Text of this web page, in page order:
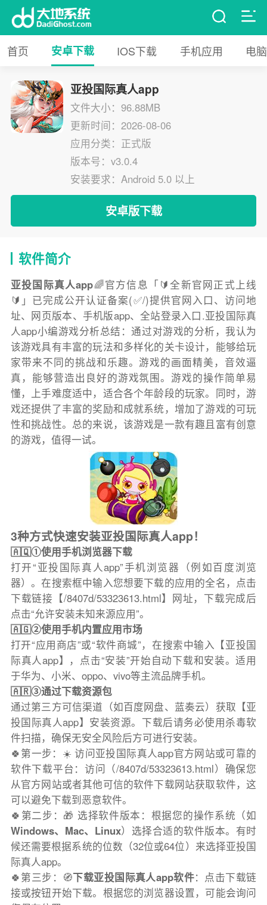
首页 安卓下载 IOS下载 手机应用 电
亚投国际真人app
文件大小：96.88MB
更新时间：2026-08-06
应用分类：正式版
版本号：v3.0.4
安装要求：Android 5.0 以上
安卓版下载
软件简介
亚投国际真人app🌈官方信息「🔰全新官网正式上线
🔰」已完成公开认证备案(✅/)提供官网入口、访问地
址、网页版本、手机版app、全站登录入口.亚投国际真
人app小编游戏分析总结：通过对游戏的分析，我认为
该游戏具有丰富的玩法和多样化的关卡设计，能够给玩
家带来不同的挑战和乐趣。游戏的画面精美，音效逼
真，能够营造出良好的游戏氛围。游戏的操作简单易
懂，上手难度适中，适合各个年龄段的玩家。同时，游
戏还提供了丰富的奖励和成就系统，增加了游戏的可玩
性和挑战性。总的来说，该游戏是一款有趣且富有创意
的游戏，值得一试。
3种方式快速安装亚投国际真人app！
🇦🇶①使用手机浏览器下载
打开“亚投国际真人app”手机浏览器（例如百度浏览
器）。在搜索框中输入您想要下载的应用的全名，点击
下载链接【/8407d/53323613.html】网址，下载完成后
点击“允许安装未知来源应用”。
🇦🇬②使用手机内置应用市场
打开“应用商店”或“软件商城”，在搜索中输入【亚投国
际真人app】，点击“安装”开始自动下载和安装。适用
于华为、小米、oppo、vivo等主流品牌手机。
🇦🇷③通过下载资源包
通过第三方可信渠道（如百度网盘、蓝奏云）获取【亚
投国际真人app】安装资源。下载后请务必使用杀毒软
件扫描，确保无安全风险后方可进行安装。
🍀第一步：☀️ 访问亚投国际真人app官方网站或可靠的
软件下载平台：访问（/8407d/53323613.html）确保您
从官方网站或者其他可信的软件下载网站获取软件，这
可以避免下载到恶意软件。
🍀第二步：🎁 选择软件版本：根据您的操作系统（如
Windows、Mac、Linux）选择合适的软件版本。有时
候还需要根据系统的位数（32位或64位）来选择亚投国
际真人app。
🍀第三步：🧭下载亚投国际真人app软件：点击下载链
接或按钮开始下载。根据您的浏览器设置，可能会询问